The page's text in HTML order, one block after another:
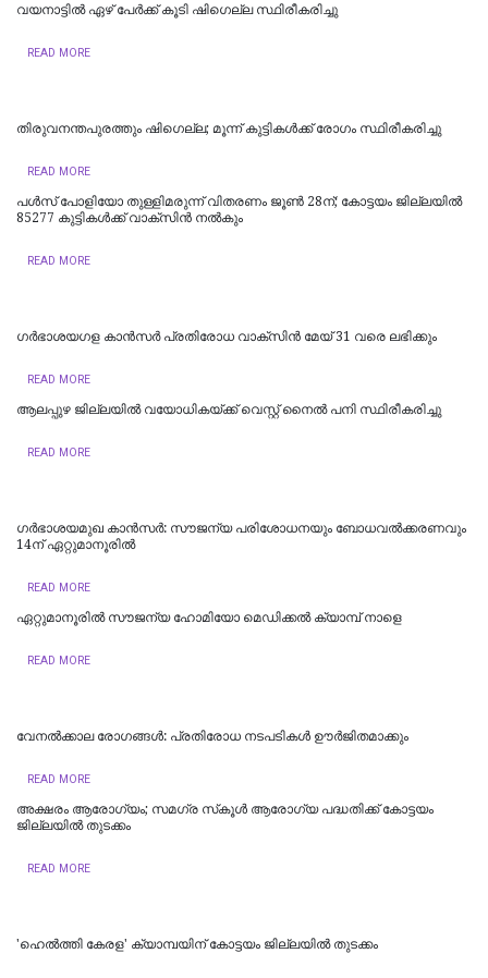
വയനാട്ടില്‍ ഏഴ് പേര്‍ക്ക് കൂടി ഷിഗെല്ല സ്ഥിരീകരിച്ചു
READ MORE
തിരുവനന്തപുരത്തും ഷിഗെല്ല; മൂന്ന് കുട്ടികൾക്ക് രോഗം സ്ഥിരീകരിച്ചു
READ MORE
പള്‍സ് പോളിയോ തുള്ളിമരുന്ന് വിതരണം ജൂണ്‍ 28ന്; കോട്ടയം ജില്ലയില്‍
85277 കുട്ടികള്‍ക്ക് വാക്സിന്‍ നല്‍കും
READ MORE
ഗർഭാശയഗള കാൻസർ പ്രതിരോധ വാക്‌സിൻ മേയ് 31 വരെ ലഭിക്കും
READ MORE
ആലപ്പുഴ ജില്ലയിൽ വയോധികയ്ക്ക് വെസ്റ്റ് നൈൽ പനി സ്ഥിരീകരിച്ചു
READ MORE
ഗർഭാശയമുഖ കാൻസർ: സൗജന്യ പരിശോധനയും ബോധവൽക്കരണവും
14ന് ഏറ്റുമാനൂരിൽ
READ MORE
ഏറ്റുമാനൂരിൽ സൗജന്യ ഹോമിയോ മെഡിക്കൽ ക്യാമ്പ് നാളെ
READ MORE
വേനൽക്കാല രോഗങ്ങൾ: പ്രതിരോധ നടപടികൾ ഊർജിതമാക്കും
READ MORE
​അക്ഷരം ആരോഗ്യം; സമഗ്ര സ്‌കൂൾ ആരോഗ്യ പദ്ധതിക്ക് കോട്ടയം
ജില്ലയിൽ തുടക്കം
READ MORE
'ഹെൽത്തി കേരള' ക്യാമ്പയിന് കോട്ടയം ജില്ലയിൽ തുടക്കം